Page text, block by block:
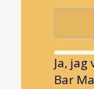
Ja,
Bar